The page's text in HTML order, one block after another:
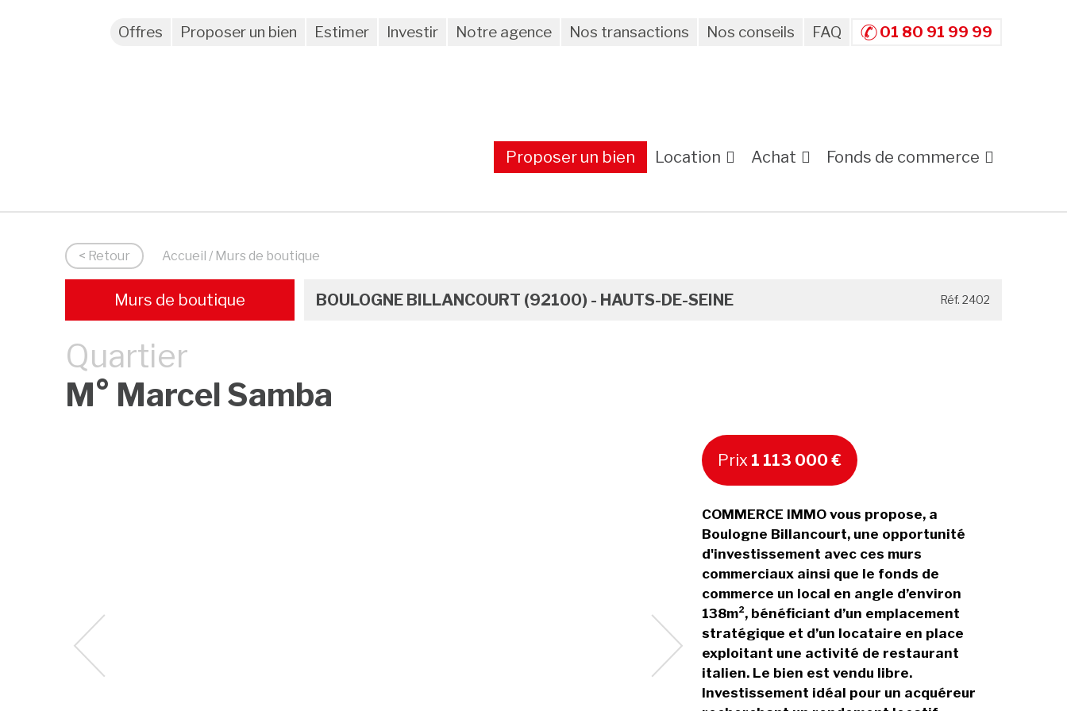
Offres Proposer un bien Estimer Investir Notre agence Nos transactions Nos conseils FAQ 01 80 91 99 99
Proposer un bien Location Achat Fonds de commerce
< Retour Accueil / Murs de boutique
Murs de boutique BOULOGNE BILLANCOURT (92100) - HAUTS-DE-SEINE Réf. 2402
Quartier
M° Marcel Samba
Prix 1 113 000 €
COMMERCE IMMO vous propose, a
Boulogne Billancourt, une opportunité
d'investissement avec ces murs
commerciaux ainsi que le fonds de
commerce un local en angle d’environ
138m², bénéficiant d’un emplacement
stratégique et d’un locataire en place
exploitant une activité de restaurant
italien. Le bien est vendu libre.
Investissement idéal pour un acquéreur